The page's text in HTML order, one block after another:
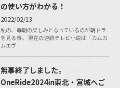
の使い方がわかる！
2022/02/13
私の、毎朝の楽しみとなっているのが朝ドラ
を見る事。 現在の連続テレビ小説は「カムカ
ムエヴ…
無事終了しました。
OneRide2024in東北・宮城へご